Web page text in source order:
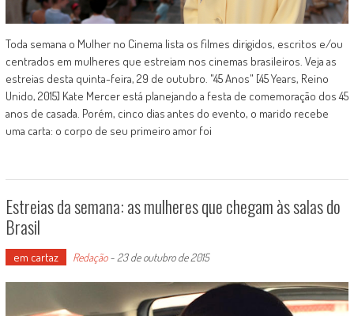
Toda semana o Mulher no Cinema lista os filmes dirigidos, escritos e/ou
centrados em mulheres que estreiam nos cinemas brasileiros. Veja as
estreias desta quinta-feira, 29 de outubro. "45 Anos" [45 Years, Reino
Unido, 2015] Kate Mercer está planejando a festa de comemoração dos 45
anos de casada. Porém, cinco dias antes do evento, o marido recebe
uma carta: o corpo de seu primeiro amor foi
Estreias da semana: as mulheres que chegam às salas do
Brasil
em cartaz Redação- 23 de outubro de 2015